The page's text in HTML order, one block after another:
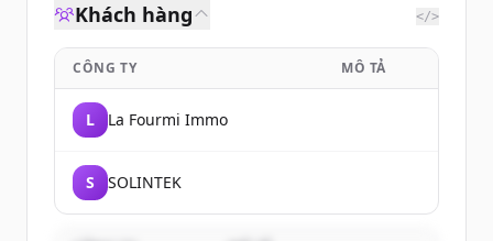
Khách hàng </>
CÔNG TY MÔ TẢ
L La Fourmi Immo
S SOLINTEK